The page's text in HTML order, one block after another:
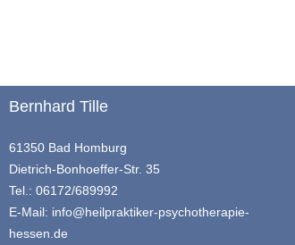
Bernhard Tille
61350 Bad Homburg
Dietrich-Bonhoeffer-Str. 35
Tel.: 06172/689992
E-Mail: info@heilpraktiker-psychotherapie-
hessen.de